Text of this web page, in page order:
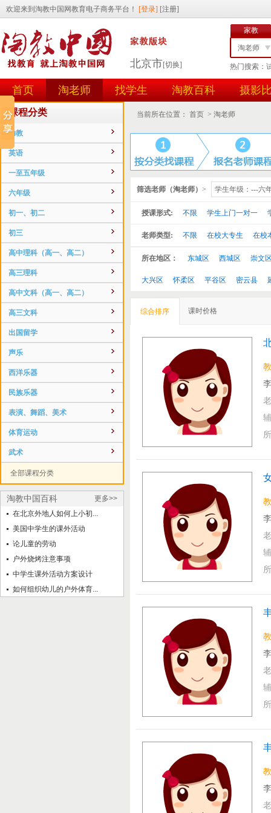
北京市[切换]
家教
淘老师
找学生
任务id
热门搜索：
首页 淘老师 找学生 淘教百科 摄影
课程分类
幼教
英语
一至五年级
六年级
初一、初二
初三
高中理科（高一、高二）
高三理科
高中文科（高一、高二）
高三文科
出国留学
声乐
西洋乐器
民族乐器
表演、舞蹈、美术
体育运动
武术
全部课程分类
淘教中国百科
更多>>
在北京外地人如何上小初...
美国中学生的课外活动
论儿童的劳动
户外烧烤注意事项
中学生课外活动方案设计
如何组织幼儿的户外体育...
当前所在位置： 首页 > 淘老师
筛选老师（淘老师） > 学生年级：---六
授课形式: 不限 学生上门一对一
老师类型: 不限 在校大专生 在校
所在地区： 东城区 西城区 崇文
大兴区 怀柔区 平谷区 密云县
综合排序 课时价格